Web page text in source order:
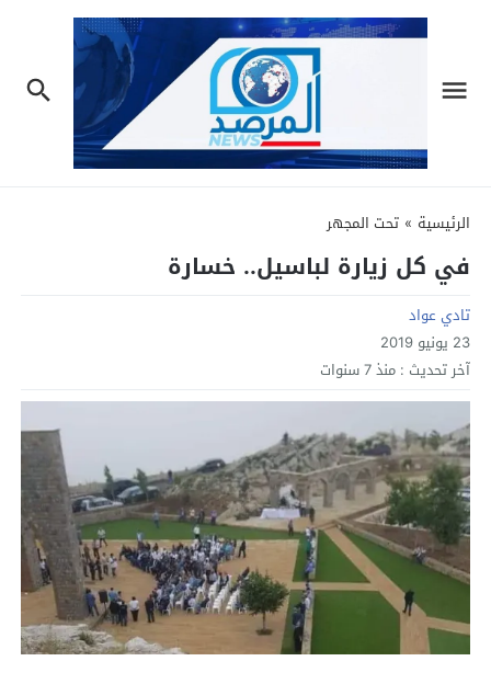
الرئيسية » تحت المجهر
في كل زيارة لباسيل.. خسارة
تادي عواد
23 يونيو 2019
آخر تحديث : منذ 7 سنوات